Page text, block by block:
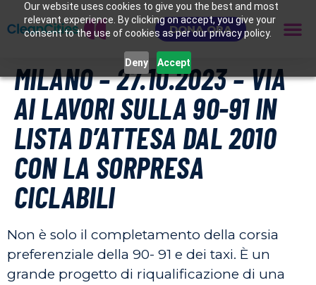
Our website uses cookies to give you the best and most
relevant experience. By clicking on accept, you give your
consent to the use of cookies as per our privacy policy.
Deny Accept
DONA ORA
MILANO – 27.10.2023 – VIA
AI LAVORI SULLA 90-91 IN
LISTA D’ATTESA DAL 2010
CON LA SORPRESA
CICLABILI
Non è solo il completamento della corsia
preferenziale della 90- 91 e dei taxi. È un
grande progetto di riqualificazione di una